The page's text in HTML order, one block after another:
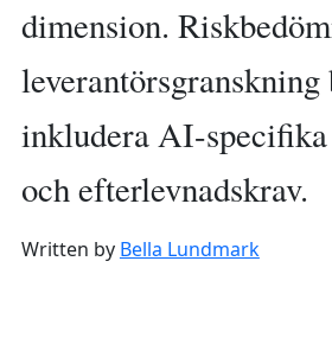
dimension.
leverantörsgranskning
inkludera AI-specifika
och efterlevnadskrav.
Written by Bella Lundmark